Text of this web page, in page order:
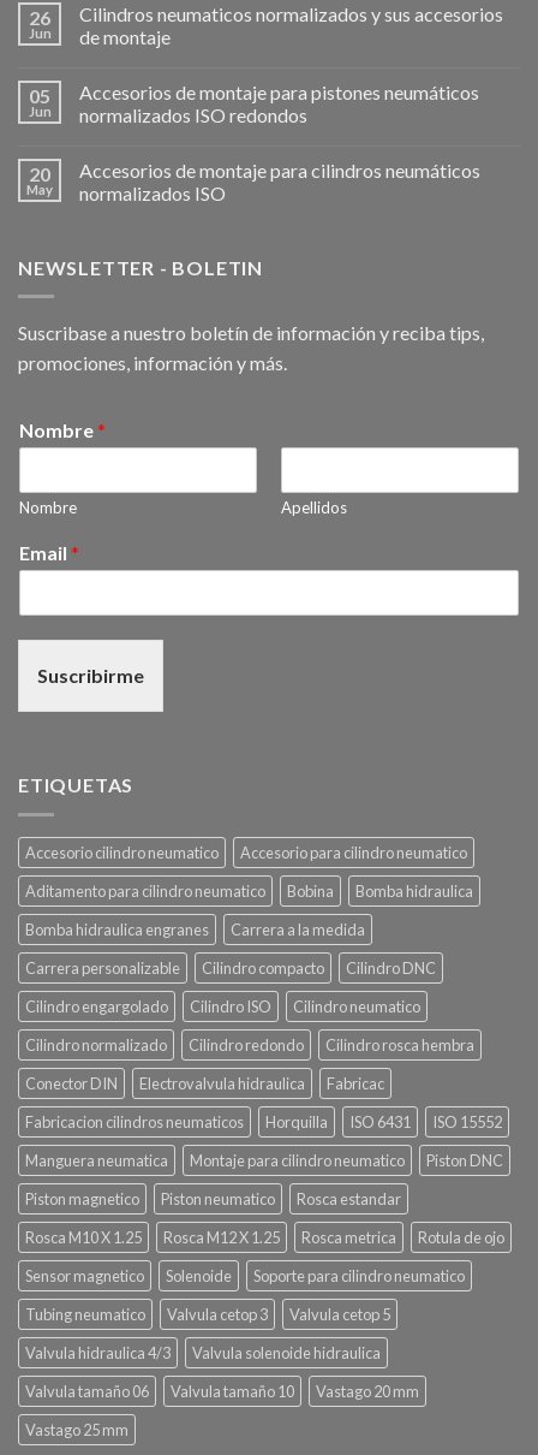
26
Jun
Cilindros neumaticos normalizados y sus accesorios
de montaje
05
Jun
Accesorios de montaje para pistones neumáticos
normalizados ISO redondos
20
May
Accesorios de montaje para cilindros neumáticos
normalizados ISO
NEWSLETTER - BOLETIN
Suscribase a nuestro boletín de información y reciba tips,
promociones, información y más.
Nombre *
Nombre Apellidos
Email *
Suscribirme
ETIQUETAS
Accesorio cilindro neumatico
Accesorio para cilindro neumatico
Aditamento para cilindro neumatico
Bobina
Bomba hidraulica
Bomba hidraulica engranes
Carrera a la medida
Carrera personalizable
Cilindro compacto
Cilindro DNC
Cilindro engargolado
Cilindro ISO
Cilindro neumatico
Cilindro normalizado
Cilindro redondo
Cilindro rosca hembra
Conector DIN
Electrovalvula hidraulica
Fabricac
Fabricacion cilindros neumaticos
Horquilla ISO 6431
ISO 15552
Manguera neumatica
Montaje para cilindro neumatico
Piston DNC
Piston magnetico
Piston neumatico
Rosca estandar
Rosca M10 X 1.25
Rosca M12 X 1.25 Rosca metrica
Rotula de ojo
Sensor magnetico
Solenoide
Soporte para cilindro neumatico
Tubing neumatico
Valvula cetop 3
Valvula cetop 5
Valvula hidraulica 4/3
Valvula solenoide hidraulica
Valvula tamaño 06
Valvula tamaño 10
Vastago 20 mm
Vastago 25 mm